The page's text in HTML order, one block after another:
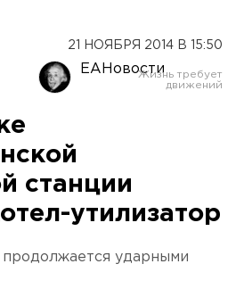
21 НОЯБРЯ 2014 В 15:50
ЕАНовости
станции
утилизатор
ударными